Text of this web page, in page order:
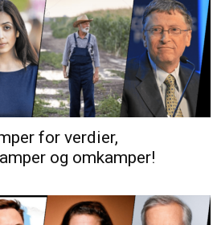
for verdier,
og omkamper!